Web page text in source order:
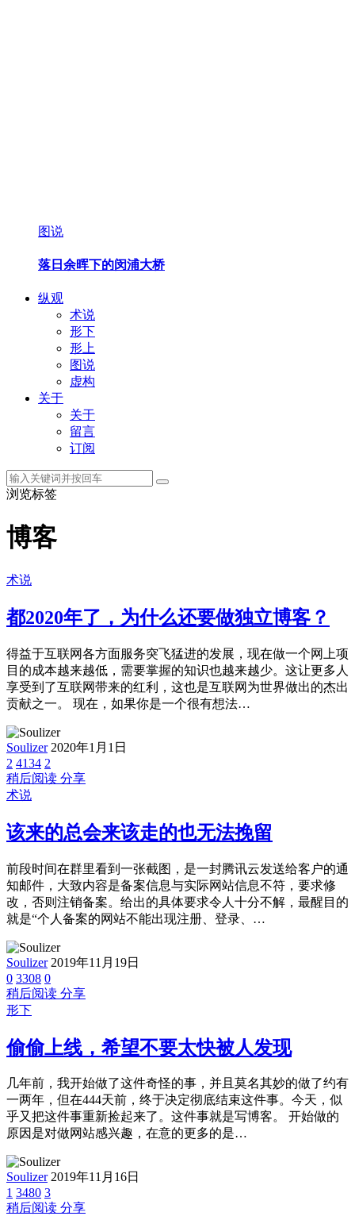
图说
落日余晖下的闵浦大桥
纵观
术说
形下
形上
图说
虚构
关于
关于
留言
订阅
浏览标签
博客
术说
都2020年了，为什么还要做独立博客？
得益于互联网各方面服务突飞猛进的发展，现在做一个网上项
目的成本越来越低，需要掌握的知识也越来越少。这让更多人
享受到了互联网带来的红利，这也是互联网为世界做出的杰出
贡献之一。 现在，如果你是一个很有想法…
Soulizer 2020年1月1日
2 4134 2
稍后阅读 分享
术说
该来的总会来该走的也无法挽留
前段时间在群里看到一张截图，是一封腾讯云发送给客户的通
知邮件，大致内容是备案信息与实际网站信息不符，要求修
改，否则注销备案。给出的具体要求令人十分不解，最醒目的
就是“个人备案的网站不能出现注册、登录、…
Soulizer 2019年11月19日
0 3308 0
稍后阅读 分享
形下
偷偷上线，希望不要太快被人发现
几年前，我开始做了这件奇怪的事，并且莫名其妙的做了约有
一两年，但在444天前，终于决定彻底结束这件事。今天，似
乎又把这件事重新捡起来了。这件事就是写博客。 开始做的
原因是对做网站感兴趣，在意的更多的是…
Soulizer 2019年11月16日
1 3480 3
稍后阅读 分享